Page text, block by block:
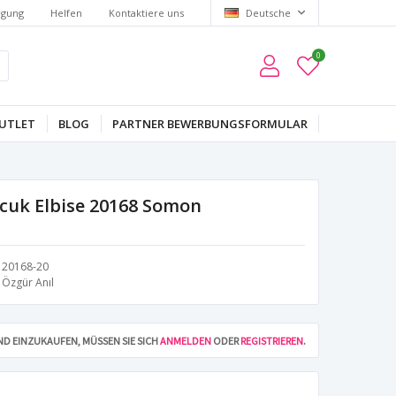
Helfen Kontaktiere uns Deutsche
0
BLOG PARTNER BEWERBUNGSFORMULAR
Elbise 20168 Somon
20168-20
Özgür Anıl
EINZUKAUFEN, MÜSSEN SIE SICHANMELDENODERREGISTRIEREN.